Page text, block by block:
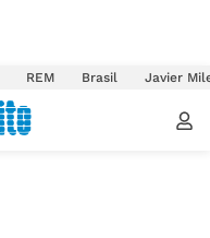
REM Brasil Javier